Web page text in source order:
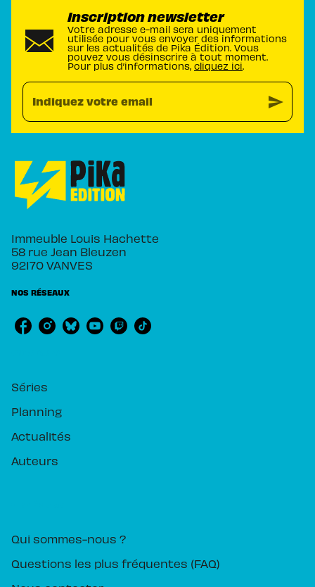
Inscription newsletter
Votre adresse e-mail sera uniquement
utilisée pour vous envoyer des informations
sur les actualités de Pika Édition. Vous
pouvez vous désinscrire à tout moment.
Pour plus d’informations, cliquez ici.
Indiquez votre email send
Immeuble Louis Hachette
58 rue Jean Bleuzen
92170 VANVES
NOS RÉSEAUX
Séries
Planning
Actualités
Auteurs
Qui sommes-nous ?
Questions les plus fréquentes (FAQ)